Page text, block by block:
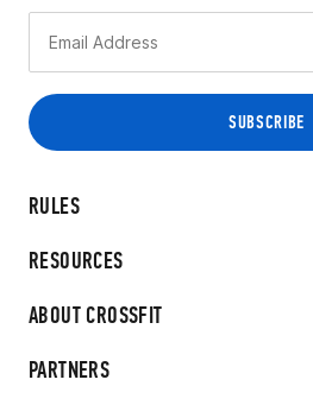
RULES
RESOURCES
ABOUT CROSSFIT
PARTNERS